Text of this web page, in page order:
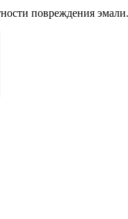
повреждения эмали.